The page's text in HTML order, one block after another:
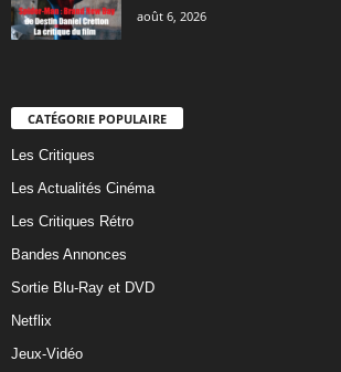
août 6, 2026
CATÉGORIE POPULAIRE
Les Critiques
Les Actualités Cinéma
Les Critiques Rétro
Bandes Annonces
Sortie Blu-Ray et DVD
Netflix
Jeux-Vidéo